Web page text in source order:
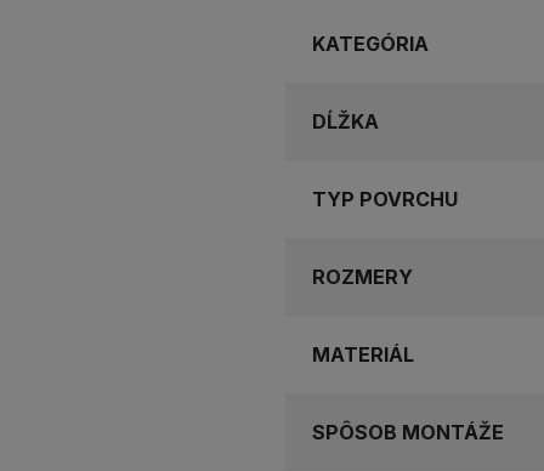
KATEGÓRIA
DĹŽKA
TYP POVRCHU
ROZMERY
MATERIÁL
SPÔSOB MONTÁŽE